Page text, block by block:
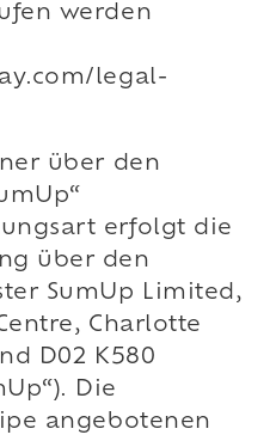
werden
legal-
über den
erfolgt die
über den
SumUp Limited,
Charlotte
D02 K580
Die
angebotenen